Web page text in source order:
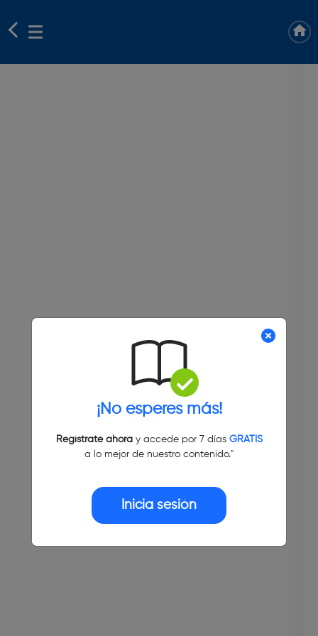
¡No esperes más!
Regístrate ahoray accede por 7 días GRATIS
a lo mejor de nuestro contenido."
Inicia sesión